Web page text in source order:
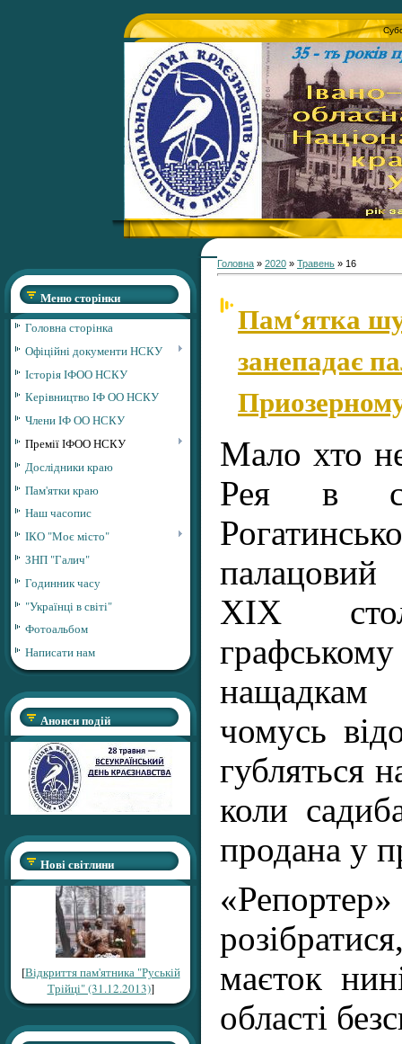
Меню сторінки
Головна сторінка
Офіційні документи НСКУ
Історія ІФОО НСКУ
Керівництво ІФ ОО НСКУ
Члени ІФ ОО НСКУ
Премії ІФОО НСКУ
Дослідники краю
Пам'ятки краю
Наш часопис
ІКО "Моє місто"
ЗНП "Галич"
Годинник часу
"Українці в світі"
Фотоальбом
Написати нам
Анонси подій
Нові світлини
[Відкриття пам'ятника "Руській
Трійці" (31.12.2013)]
Головна » 2020 » Травень » 16
Пам‘ятка
занепадає
Мало хто
Рея в
ХІХ
чомусь
губляться
коли
продана у
маєток
області